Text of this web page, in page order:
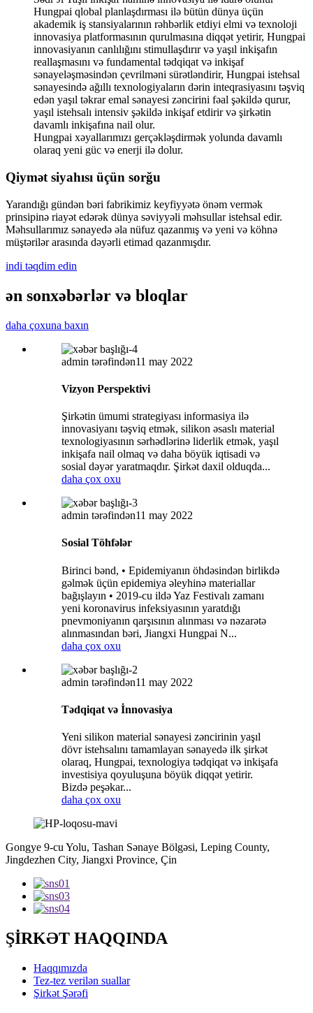
Hungpai qlobal planlaşdırması ilə bütün dünya üçün
akademik iş stansiyalarının rəhbərlik etdiyi elmi və texnoloji
innovasiya platformasının qurulmasına diqqət yetirir, Hungpai
innovasiyanın canlılığını stimullaşdırır və yaşıl inkişafın
reallaşmasını və fundamental tədqiqat və inkişaf
sənayeləşməsindən çevrilməni sürətləndirir, Hungpai istehsal
sənayesində ağıllı texnologiyaların dərin inteqrasiyasını təşviq
edən yaşıl təkrar emal sənayesi zəncirini fəal şəkildə qurur,
yaşıl istehsalı intensiv şəkildə inkişaf etdirir və şirkətin
davamlı inkişafına nail olur.
Hungpai xəyallarımızı gerçəkləşdirmək yolunda davamlı
olaraq yeni güc və enerji ilə dolur.
Qiymət siyahısı üçün sorğu
Yarandığı gündən bəri fabrikimiz keyfiyyətə önəm vermək
prinsipinə riayət edərək dünya səviyyəli məhsullar istehsal edir.
Məhsullarımız sənayedə əla nüfuz qazanmış və yeni və köhnə
müştərilər arasında dəyərli etimad qazanmışdır.
indi təqdim edin
ən sonxəbərlər və bloqlar
daha çoxuna baxın
admin tərəfindən11 may 2022
Vizyon Perspektivi
Şirkətin ümumi strategiyası informasiya ilə
innovasiyanı təşviq etmək, silikon əsaslı material
texnologiyasının sərhədlərinə liderlik etmək, yaşıl
inkişafa nail olmaq və daha böyük iqtisadi və
sosial dəyər yaratmaqdır. Şirkət daxil olduqda...
daha çox oxu
admin tərəfindən11 may 2022
Sosial Töhfələr
Birinci bənd, • Epidemiyanın öhdəsindən birlikdə
gəlmək üçün epidemiya əleyhinə materiallar
bağışlayın • 2019-cu ildə Yaz Festivalı zamanı
yeni koronavirus infeksiyasının yaratdığı
pnevmoniyanın qarşısının alınması və nəzarətə
alınmasından bəri, Jiangxi Hungpai N...
daha çox oxu
admin tərəfindən11 may 2022
Tədqiqat və İnnovasiya
Yeni silikon material sənayesi zəncirinin yaşıl
dövr istehsalını tamamlayan sənayedə ilk şirkət
olaraq, Hungpai, texnologiya tədqiqat və inkişafa
investisiya qoyuluşuna böyük diqqət yetirir.
Bizdə peşəkar...
daha çox oxu
Gongye 9-cu Yolu, Tashan Sənaye Bölgəsi, Leping County,
Jingdezhen City, Jiangxi Province, Çin
ŞİRKƏT HAQQINDA
Haqqımızda
Tez-tez verilən suallar
Şirkət Şərəfi